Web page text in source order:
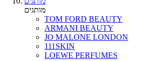
מותגים
TOM FORD BEAUTY
ARMANI BEAUTY
JO MALONE LONDON
111SKIN
LOEWE PERFUMES